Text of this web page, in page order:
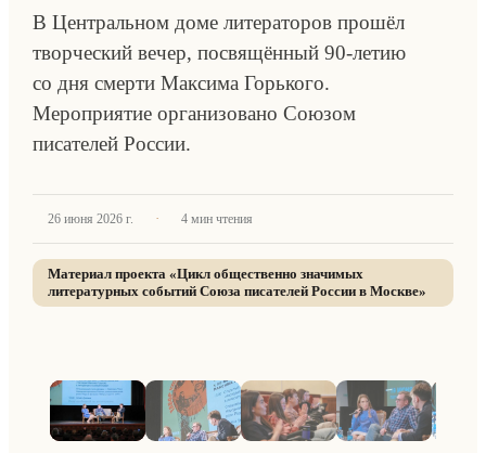
В Центральном доме литераторов прошёл
творческий вечер, посвящённый 90-летию
со дня смерти Максима Горького.
Мероприятие организовано Союзом
писателей России.
26 июня 2026 г. · 4 мин чтения
Материал проекта «Цикл общественно значимых
литературных событий Союза писателей России в Москве»